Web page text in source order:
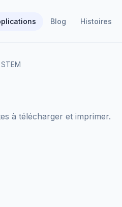
Blog Histoires
à télécharger et imprimer.